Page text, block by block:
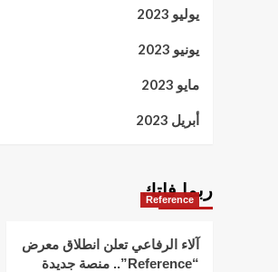
يوليو 2023
يونيو 2023
مايو 2023
أبريل 2023
ربما فاتك
Reference
آلاء الرفاعي تعلن انطلاق معرض
“Reference”.. منصة جديدة